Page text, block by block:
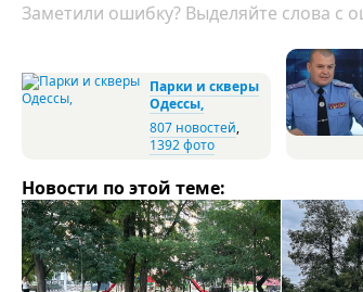
Заметили ошибку? Выделяйте слова
Парки и скверы
Одессы,
807 новостей,
1392 фото
Новости по этой теме: